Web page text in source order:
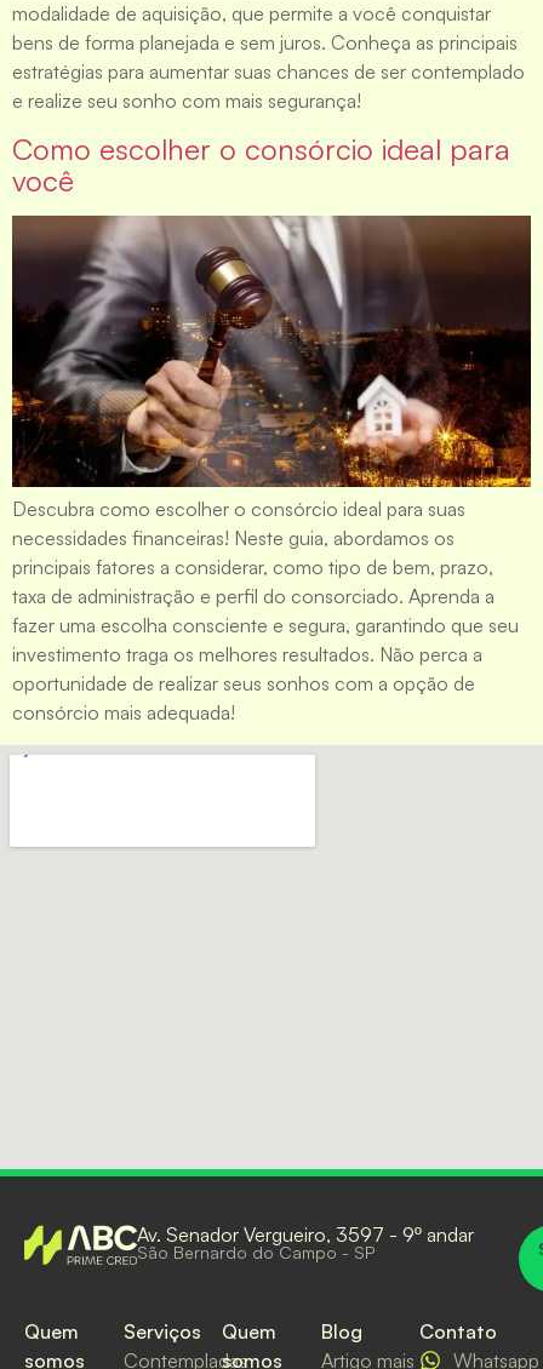
modalidade de aquisição, que permite a você conquistar
bens de forma planejada e sem juros. Conheça as principais
estratégias para aumentar suas chances de ser contemplado
e realize seu sonho com mais segurança!
Como escolher o consórcio ideal para
você
Descubra como escolher o consórcio ideal para suas
necessidades financeiras! Neste guia, abordamos os
principais fatores a considerar, como tipo de bem, prazo,
taxa de administração e perfil do consorciado. Aprenda a
fazer uma escolha consciente e segura, garantindo que seu
investimento traga os melhores resultados. Não perca a
oportunidade de realizar seus sonhos com a opção de
consórcio mais adequada!
Av. Senador Vergueiro, 3597 - 9º andar
São Bernardo do Campo - SP
Quem
somos
Serviços
Contempladas
Quem
somos
Blog
Artigo mais
Contato
Whatsapp